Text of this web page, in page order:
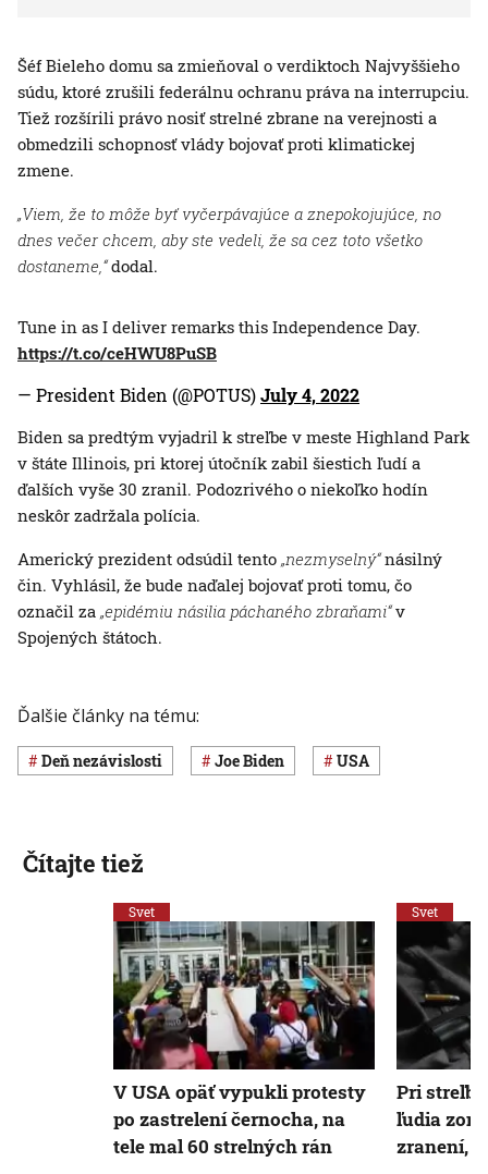
Šéf Bieleho domu sa zmieňoval o verdiktoch Najvyššieho
súdu, ktoré zrušili federálnu ochranu práva na interrupciu.
Tiež rozšírili právo nosiť strelné zbrane na verejnosti a
obmedzili schopnosť vlády bojovať proti klimatickej
zmene.
„Viem, že to môže byť vyčerpávajúce a znepokojujúce, no
dnes večer chcem, aby ste vedeli, že sa cez toto všetko
dostaneme,“dodal.
Tune in as I deliver remarks this Independence Day.
https://t.co/ceHWU8PuSB
— President Biden (@POTUS)July 4, 2022
Biden sa predtým vyjadril k streľbe v meste Highland Park
v štáte Illinois, pri ktorej útočník zabil šiestich ľudí a
ďalších vyše 30 zranil. Podozrivého o niekoľko hodín
neskôr zadržala polícia.
Americký prezident odsúdil tento „nezmyselný“násilný
čin. Vyhlásil, že bude naďalej bojovať proti tomu, čo
označil za „epidémiu násilia páchaného zbraňami“v
Spojených štátoch.
Ďalšie články na tému:
Deň nezávislosti Joe Biden USA
Čítajte tiež
Svet
V USA opäť vypukli protesty
po zastrelení černocha, na
tele mal 60 strelných rán
Svet
Pri
ľudia
zranení,